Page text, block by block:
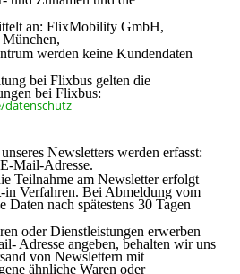
an: FlixMobility GmbH,
werden keine Kundendaten
bei Flixbus gelten die
bei Flixbus:
datenschutz
Newsletters werden erfasst:
Mail-Adresse.
Teilnahme am Newsletter erfolgt
-in Verfahren. Bei Abmeldung vom
Daten nach spätestens 30 Tagen
oder Dienstleis­tungen erwerben
Adresse angeben, behalten wir uns
von Newslettern mit
ähnliche Waren oder